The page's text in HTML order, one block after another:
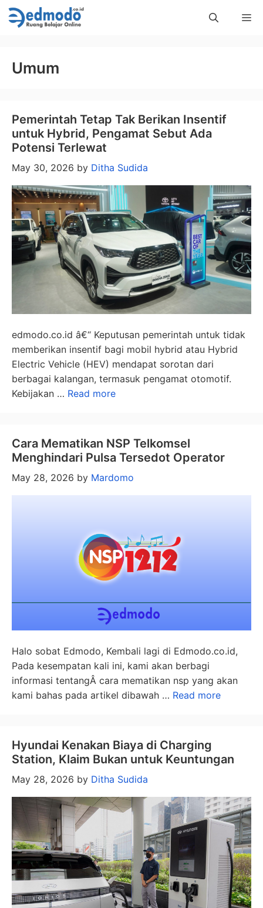
Skip
to
Umum
Pemerintah Tetap Tak Berikan Insentif
untuk Hybrid, Pengamat Sebut Ada
Potensi Terlewat
May 30, 2026 by Ditha Sudida
edmodo.co.id â€“ Keputusan pemerintah untuk tidak
memberikan insentif bagi mobil hybrid atau Hybrid
Electric Vehicle (HEV) mendapat sorotan dari
berbagai kalangan, termasuk pengamat otomotif.
Kebijakan … Read more
Cara Mematikan NSP Telkomsel
Menghindari Pulsa Tersedot Operator
May 28, 2026 by Mardomo
Halo sobat Edmodo, Kembali lagi di Edmodo.co.id,
Pada kesempatan kali ini, kami akan berbagi
informasi tentangÂ cara mematikan nsp yang akan
kami bahas pada artikel dibawah … Read more
Hyundai Kenakan Biaya di Charging
Station, Klaim Bukan untuk Keuntungan
May 28, 2026 by Ditha Sudida